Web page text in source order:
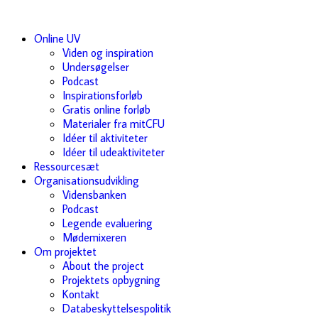
Online UV
Viden og inspiration
Undersøgelser
Podcast
Inspirationsforløb
Gratis online forløb
Materialer fra mitCFU
Idéer til aktiviteter
Idéer til udeaktiviteter
Ressourcesæt
Organisationsudvikling
Vidensbanken
Podcast
Legende evaluering
Mødemixeren
Om projektet
About the project
Projektets opbygning
Kontakt
Databeskyttelsespolitik